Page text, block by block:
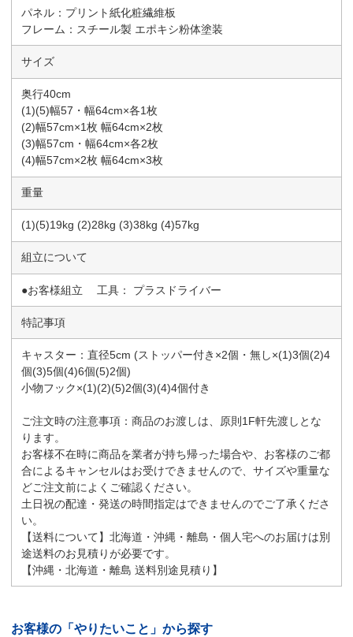
パネル：プリント紙化粧繊維板
フレーム：スチール製 エポキシ粉体塗装
サイズ
奥行40cm
(1)(5)幅57・幅64cm×各1枚
(2)幅57cm×1枚 幅64cm×2枚
(3)幅57cm・幅64cm×各2枚
(4)幅57cm×2枚 幅64cm×3枚
重量
(1)(5)19kg (2)28kg (3)38kg (4)57kg
組立について
●お客様組立 工具： プラスドライバー
特記事項
キャスター：直径5cm (ストッパー付き×2個・無し×(1)3個(2)4
個(3)5個(4)6個(5)2個)
小物フック×(1)(2)(5)2個(3)(4)4個付き
ご注文時の注意事項：商品のお渡しは、原則1F軒先渡しとな
ります。
お客様不在時に商品を業者が持ち帰った場合や、お客様のご都
合によるキャンセルはお受けできませんので、サイズや重量な
どご注文前によくご確認ください。
土日祝の配達・発送の時間指定はできませんのでご了承くださ
い。
【送料について】北海道・沖縄・離島・個人宅へのお届けは別
途送料のお見積りが必要です。
【沖縄・北海道・離島 送料別途見積り】
お客様の「やりたいこと」から探す